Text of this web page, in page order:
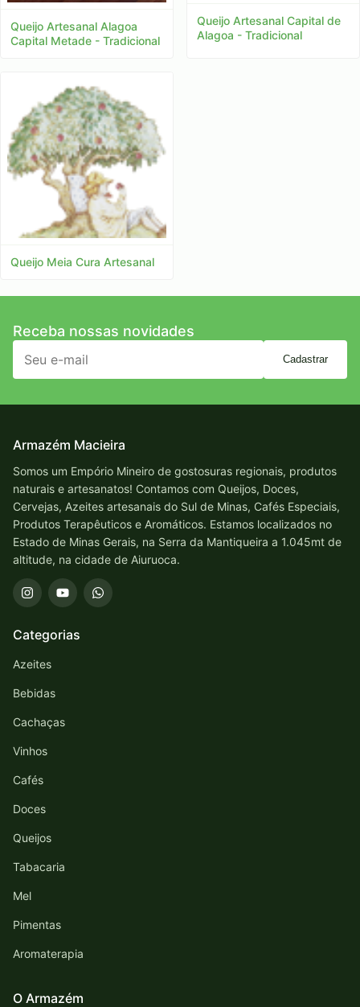
Queijo Artesanal Alagoa
Capital Metade - Tradicional
Queijo Artesanal Capital de
Alagoa - Tradicional
Queijo Meia Cura Artesanal
Receba nossas novidades
Cadastrar
Armazém Macieira
Somos um Empório Mineiro de gostosuras regionais, produtos
naturais e artesanatos! Contamos com Queijos, Doces,
Cervejas, Azeites artesanais do Sul de Minas, Cafés Especiais,
Produtos Terapêuticos e Aromáticos. Estamos localizados no
Estado de Minas Gerais, na Serra da Mantiqueira a 1.045mt de
altitude, na cidade de Aiuruoca.
Categorias
Azeites
Bebidas
Cachaças
Vinhos
Cafés
Doces
Queijos
Tabacaria
Mel
Pimentas
Aromaterapia
O Armazém